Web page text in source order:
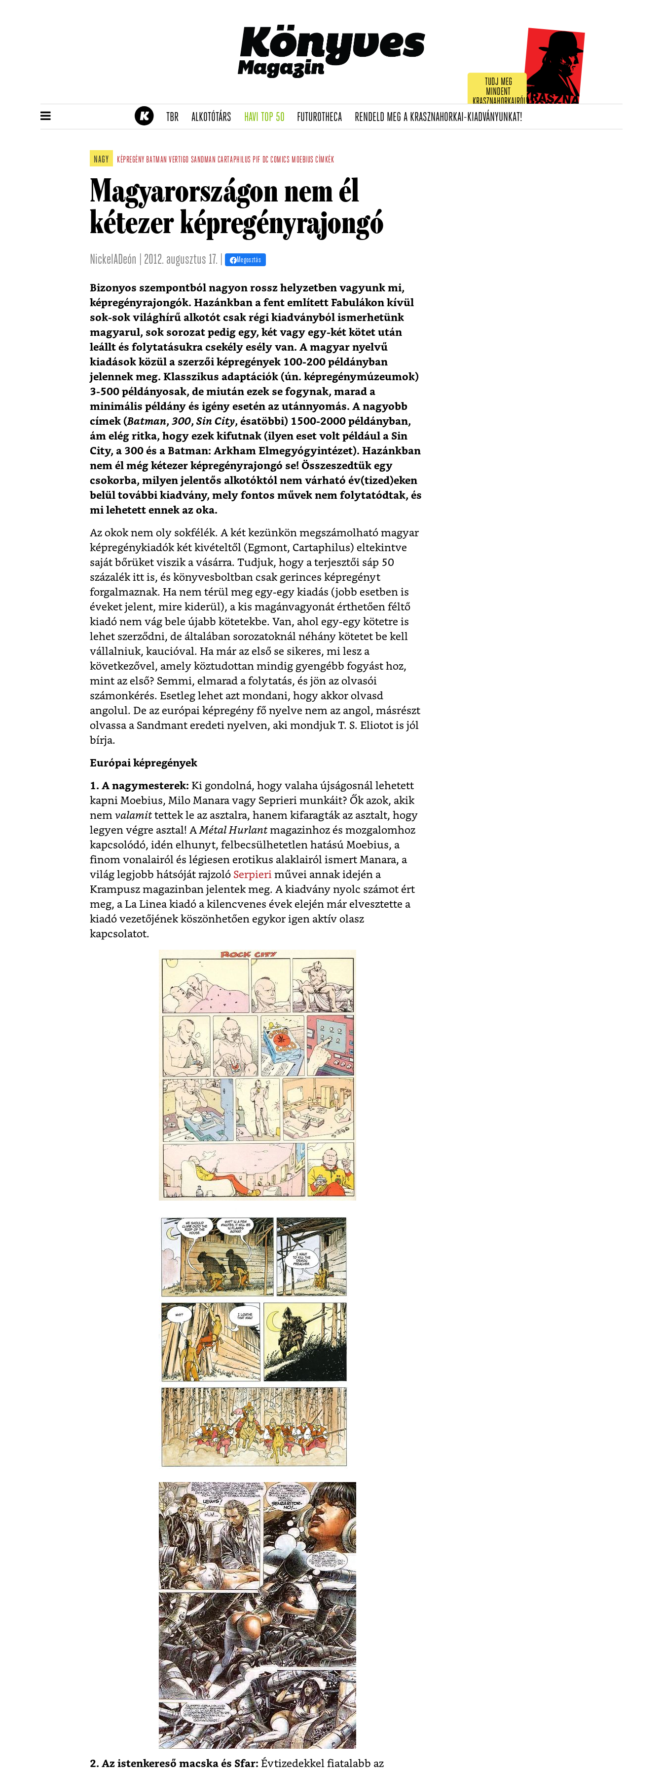
TUDJ MEG
MINDENT
KRASZNAHORKAIRÓL!
TBR(CURRENT)
ALKOTÓTÁRS(CURRENT)
HAVI TOP 50(CURRENT)
FUTUROTHECA(CURRENT)
RENDELD MEG A KRASZNAHORKAI-KIADVÁNYUNKAT!(CURRENT)
NAGY KÉPREGÉNY BATMAN VERTIGO SANDMAN CARTAPHILUS PIF DC COMICS MOEBIUS CÍMKÉK
Magyarországon nem él
kétezer képregényrajongó
NickelADeón | 2012. augusztus 17. | Megosztás
Bizonyos szempontból nagyon rossz helyzetben vagyunk mi,
képregényrajongók. Hazánkban a fent említett Fabulákon kívül
sok-sok világhírű alkotót csak régi kiadványból ismerhetünk
magyarul, sok sorozat pedig egy, két vagy egy-két kötet után
leállt és folytatásukra csekély esély van. A magyar nyelvű
kiadások közül a szerzői képregények 100-200 példányban
jelennek meg. Klasszikus adaptációk (ún. képregénymúzeumok)
3-500 példányosak, de miután ezek se fogynak, marad a
minimális példány és igény esetén az utánnyomás. A nagyobb
címek (Batman, 300, Sin City, ésatöbbi) 1500-2000 példányban,
ám elég ritka, hogy ezek kifutnak (ilyen eset volt például a Sin
City, a 300 és a Batman: Arkham Elmegyógyintézet). Hazánkban
nem él még kétezer képregényrajongó se! Összeszedtük egy
csokorba, milyen jelentős alkotóktól nem várható év(tized)eken
belül további kiadvány, mely fontos művek nem folytatódtak, és
mi lehetett ennek az oka.
Az okok nem oly sokfélék. A két kezünkön megszámolható magyar
képregénykiadók két kivételtől (Egmont, Cartaphilus) eltekintve
saját bőrüket viszik a vásárra. Tudjuk, hogy a terjesztői sáp 50
százalék itt is, és könyvesboltban csak gerinces képregényt
forgalmaznak. Ha nem térül meg egy-egy kiadás (jobb esetben is
éveket jelent, mire kiderül), a kis magánvagyonát érthetően féltő
kiadó nem vág bele újabb kötetekbe. Van, ahol egy-egy kötetre is
lehet szerződni, de általában sorozatoknál néhány kötetet be kell
vállalniuk, kaucióval. Ha már az első se sikeres, mi lesz a
következővel, amely köztudottan mindig gyengébb fogyást hoz,
mint az első? Semmi, elmarad a folytatás, és jön az olvasói
számonkérés. Esetleg lehet azt mondani, hogy akkor olvasd
angolul. De az európai képregény fő nyelve nem az angol, másrészt
olvassa a Sandmant eredeti nyelven, aki mondjuk T. S. Eliotot is jól
bírja.
Európai képregények
1. A nagymesterek: Ki gondolná, hogy valaha újságosnál lehetett
kapni Moebius, Milo Manara vagy Seprieri munkáit? Ők azok, akik
nem valamittettek le az asztalra, hanem kifaragták az asztalt, hogy
legyen végre asztal! A Métal Hurlantmagazinhoz és mozgalomhoz
kapcsolódó, idén elhunyt, felbecsülhetetlen hatású Moebius, a
finom vonalairól és légiesen erotikus alaklairól ismert Manara, a
világ legjobb hátsóját rajzoló Serpieri művei annak idején a
Krampusz magazinban jelentek meg. A kiadvány nyolc számot ért
meg, a La Linea kiadó a kilencvenes évek elején már elvesztette a
kiadó vezetőjének köszönhetően egykor igen aktív olasz
kapcsolatot.
2. Az istenkereső macska és Sfar: Évtizedekkel fiatalabb az